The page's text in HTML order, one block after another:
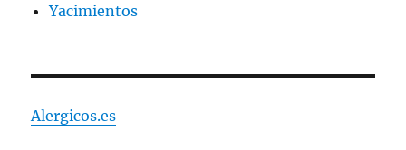
Yacimientos
Alergicos.es